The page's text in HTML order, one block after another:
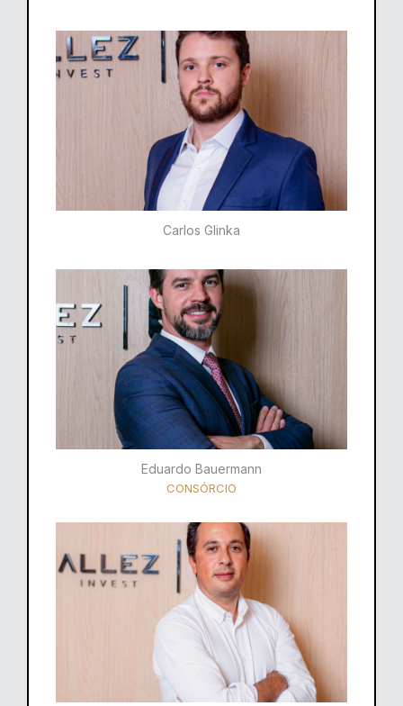
Carlos Glinka
Eduardo Bauermann
CONSÓRCIO